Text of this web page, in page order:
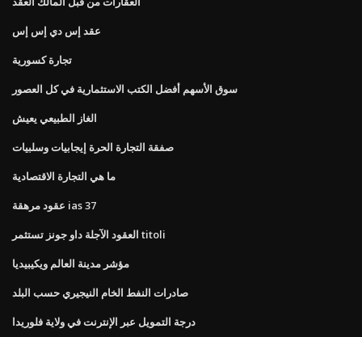
عقد إس دي إس إس
تجارة كسورية
سوق الأسهم أفضل الكتب الاستثمارية في كل العصور
الغاز الطبيعي يعيش
صفقة التجارة الحرة إيجابيات وسلبيات
ما هي التجارة الاقتصادية
عقود مرهقة ias 37
العقود الآجلة داو جونز تستثمر titoli
مؤشر مدينة العالم ويكيبيديا
صادرات النفط الخام النيجيري حسب البلد
درجة التمويل عبر الإنترنت في ولاية فلوريدا